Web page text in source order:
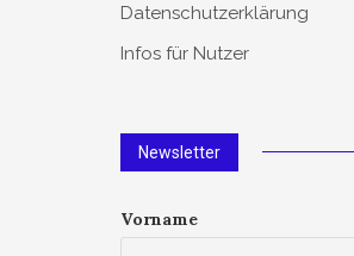
Datenschutzerklärung
Infos für Nutzer
Newsletter
Vorname